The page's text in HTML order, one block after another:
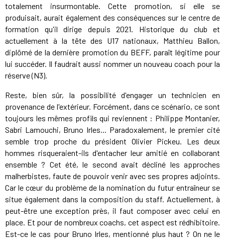
totalement insurmontable. Cette promotion, si elle se
produisait, aurait également des conséquences sur le centre de
formation qu'il dirige depuis 2021. Historique du club et
actuellement à la tête des U17 nationaux, Matthieu Ballon,
diplômé de la dernière promotion du BEFF, paraît légitime pour
lui succéder. Il faudrait aussi nommer un nouveau coach pour la
réserve (N3).
Reste, bien sûr, la possibilité d'engager un technicien en
provenance de l'extérieur. Forcément, dans ce scénario, ce sont
toujours les mêmes profils qui reviennent : Philippe Montanier,
Sabri Lamouchi, Bruno Irles... Paradoxalement, le premier cité
semble trop proche du président Olivier Pickeu. Les deux
hommes risqueraient-ils d'entacher leur amitié en collaborant
ensemble ? Cet été, le second avait décliné les approches
malherbistes, faute de pouvoir venir avec ses propres adjoints.
Car le cœur du problème de la nomination du futur entraîneur se
situe également dans la composition du staff. Actuellement, à
peut-être une exception près, il faut composer avec celui en
place. Et pour de nombreux coachs, cet aspect est rédhibitoire.
Est-ce le cas pour Bruno Irles, mentionné plus haut ? On ne le